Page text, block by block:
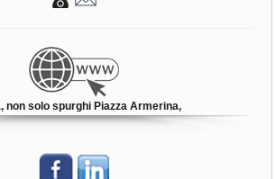
non solo spurghi Piazza Armerina,